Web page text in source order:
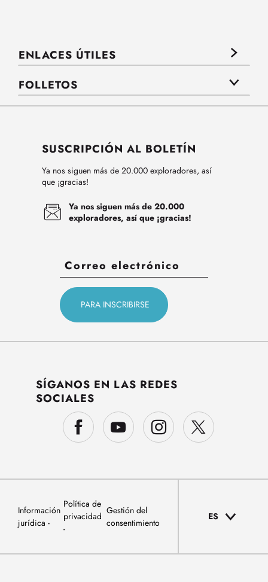
ENLACES ÚTILES
FOLLETOS
SUSCRIPCIÓN AL BOLETÍN
Ya nos siguen más de 20.000 exploradores, así
que ¡gracias!
Ya nos siguen más de 20.000
exploradores, así que ¡gracias!
SÍGANOS EN LAS REDES
SOCIALES
Información
jurídica
Política de
privacidad
Gestión del
consentimiento
ES